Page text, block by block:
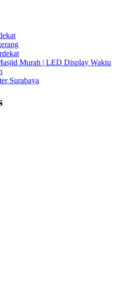
Murah | LED Display Waktu
Surabaya